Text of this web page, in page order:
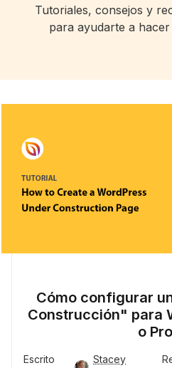
Tutoriales, consejos y
para ayudarte a
Cómo configurar
Construcción" para
o
Escrito
Stacey